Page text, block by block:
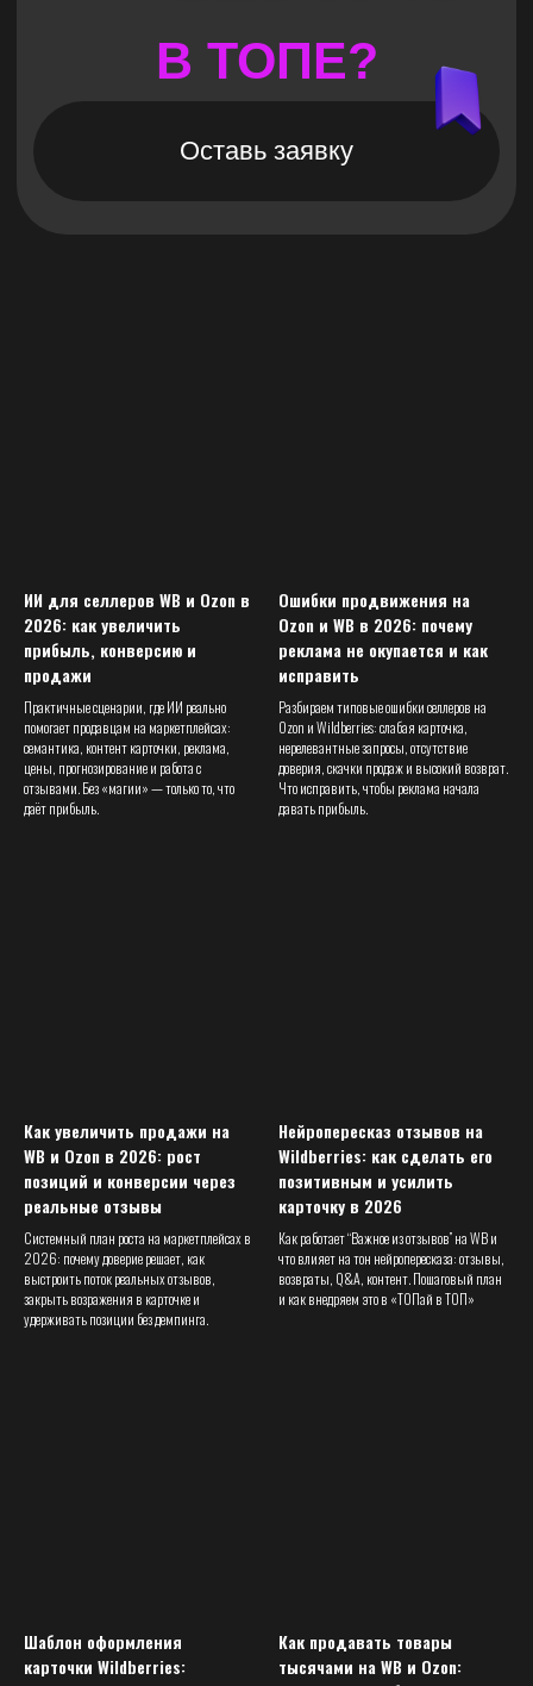
ИИ для селлеров WB и Ozon в
2026: как увеличить
прибыль, конверсию и
продажи
Практичные сценарии, где ИИ реально
помогает продавцам на маркетплейсах:
семантика, контент карточки, реклама,
цены, прогнозирование и работа с
отзывами. Без «магии» — только то, что
даёт прибыль.
Ошибки продвижения на
Ozon и WB в 2026: почему
реклама не окупается и как
исправить
Разбираем типовые ошибки селлеров на
Ozon и Wildberries: слабая карточка,
нерелевантные запросы, отсутствие
доверия, скачки продаж и высокий возврат.
Что исправить, чтобы реклама начала
давать прибыль.
Как увеличить продажи на
WB и Ozon в 2026: рост
позиций и конверсии через
реальные отзывы
Системный план роста на маркетплейсах в
2026: почему доверие решает, как
выстроить поток реальных отзывов,
закрыть возражения в карточке и
удерживать позиции без демпинга.
Нейропересказ отзывов на
Wildberries: как сделать его
позитивным и усилить
карточку в 2026
Как работает “Важное из отзывов” на WB и
что влияет на тон нейропересказа: отзывы,
возвраты, Q&A, контент. Пошаговый план
и как внедряем это в «ТОПай в ТОП»
Шаблон оформления
карточки Wildberries:
Как продавать товары
тысячами на WB и Ozon: